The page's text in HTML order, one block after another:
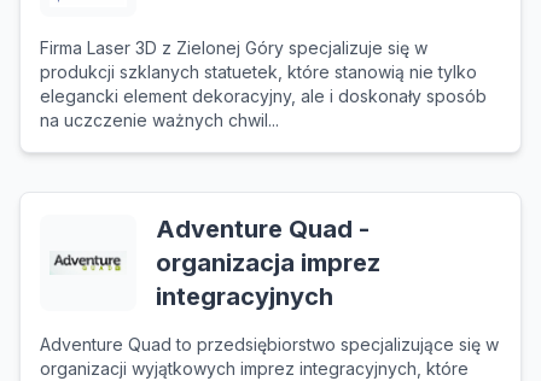
Firma Laser 3D z Zielonej Góry specjalizuje się w
produkcji szklanych statuetek, które stanowią nie tylko
elegancki element dekoracyjny, ale i doskonały sposób
na uczczenie ważnych chwil...
Adventure Quad -
organizacja imprez
integracyjnych
Adventure Quad to przedsiębiorstwo specjalizujące się w
organizacji wyjątkowych imprez integracyjnych, które